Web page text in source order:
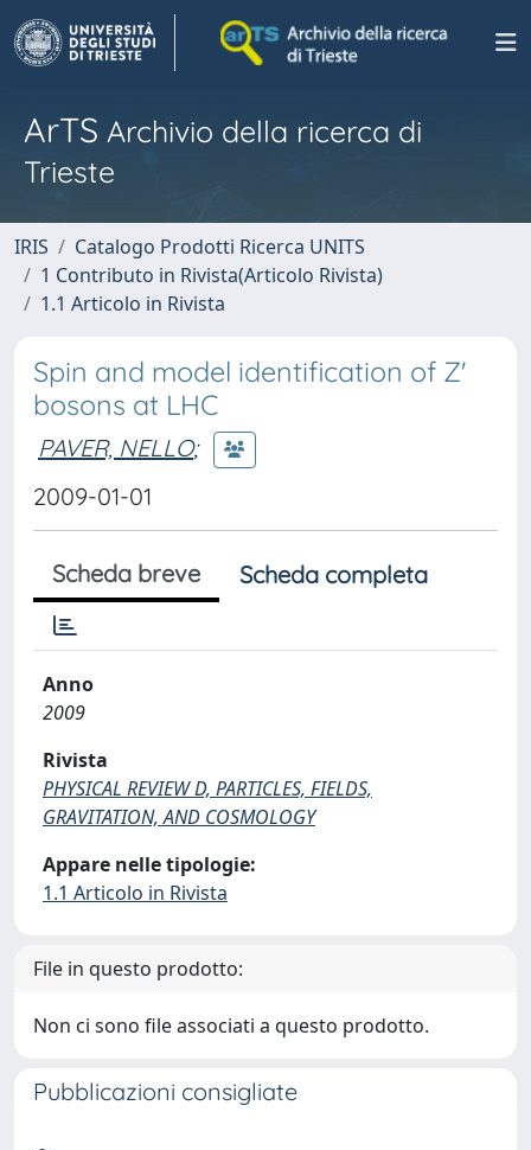
ArTS Archivio della ricerca di
Trieste
IRIS
Catalogo Prodotti Ricerca UNITS
1 Contributo in Rivista(Articolo Rivista)
1.1 Articolo in Rivista
Spin and model identification of Z'
bosons at LHC
PAVER, NELLO;
2009-01-01
Scheda breve Scheda completa
Anno
2009
Rivista
PHYSICAL REVIEW D, PARTICLES, FIELDS,
GRAVITATION, AND COSMOLOGY
Appare nelle tipologie:
1.1 Articolo in Rivista
File in questo prodotto:
Non ci sono file associati a questo prodotto.
Pubblicazioni consigliate